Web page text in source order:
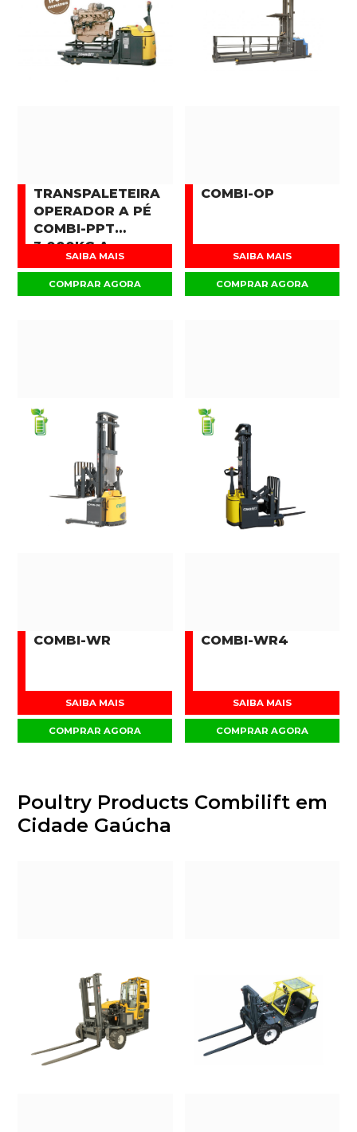
TRANSPALETEIRA
OPERADOR A PÉ
COMBI-PPT
3.000KG A
16.000KG
SAIBA MAIS
COMPRAR AGORA
COMBI-OP
SAIBA MAIS
COMPRAR AGORA
COMBI-WR
SAIBA MAIS
COMPRAR AGORA
COMBI-WR4
SAIBA MAIS
COMPRAR AGORA
Poultry Products Combilift em
Cidade Gaúcha